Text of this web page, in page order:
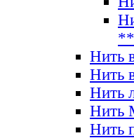
**
Нить
Нить
Нить
Нить
Нить